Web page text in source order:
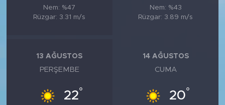
Nem: %47
Rüzgar: 3.31 m/s
Nem: %43
Rüzgar: 3.89 m/s
13 AĞUSTOS
PERŞEMBE
22°
14 AĞUSTOS
CUMA
20°